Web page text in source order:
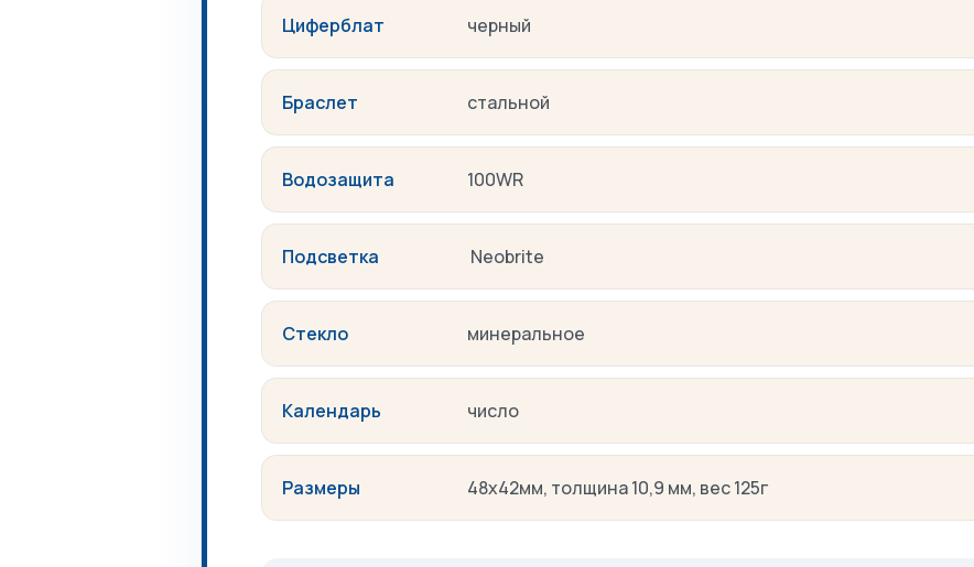
Циферблат черный
Браслет стальной
Водозащита 100WR
Подсветка Neobrite
Стекло минеральное
Календарь число
Размеры 48х42мм, толщина 10,9 мм, вес 125г